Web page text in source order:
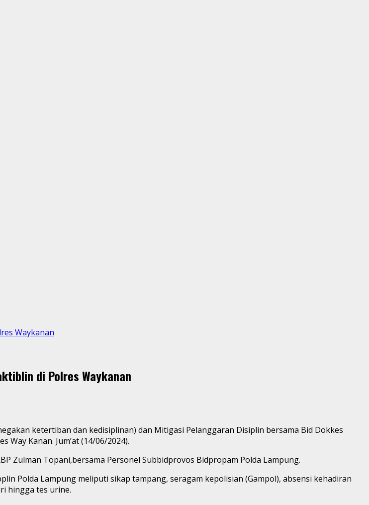
Waykanan
di Polres Waykanan
ketertiban dan kedisiplinan) dan Mitigasi Pelanggaran Disiplin bersama Bid Dokkes
Way Kanan. Jum’at (14/06/2024).
Zulman Topani,bersama Personel Subbidprovos Bidpropam Polda Lampung.
Polda Lampung meliputi sikap tampang, seragam kepolisian (Gampol), absensi kehadiran
hingga tes urine.